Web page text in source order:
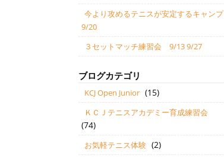
今より攻めるテニスが安定するキャンプ
9/20
３セットマッチ練習会 9/13 9/27
ブログカテゴリ
KCJ Open Junior (15)
ＫＣＪテニスアカデミー育成練習会
(74)
お気軽テニス体験 (2)